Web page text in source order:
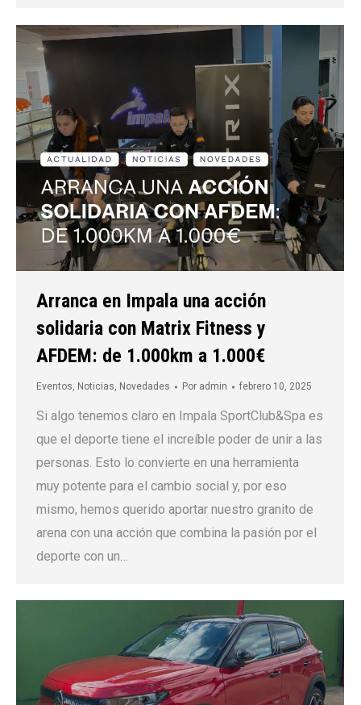
Arranca en Impala una acción
solidaria con Matrix Fitness y
AFDEM: de 1.000km a 1.000€
Eventos, Noticias, Novedades Por admin febrero 10, 2025
Si algo tenemos claro en Impala SportClub&Spa es
que el deporte tiene el increíble poder de unir a las
personas. Esto lo convierte en una herramienta
muy potente para el cambio social y, por eso
mismo, hemos querido aportar nuestro granito de
arena con una acción que combina la pasión por el
deporte con un…